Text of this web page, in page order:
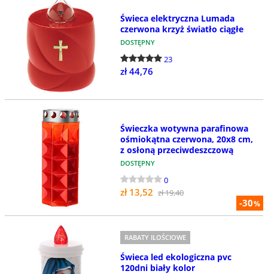
Świeca elektryczna Lumada
czerwona krzyż światło ciągłe
DOSTĘPNY
23
zł 44,76
-30%
Świeczka wotywna parafinowa
ośmiokątna czerwona, 20x8 cm,
z osłoną przeciwdeszczową
DOSTĘPNY
0
zł 13,52 zł 19,40
RABATY ILOŚCIOWE
Świeca led ekologiczna pvc
120dni biały kolor